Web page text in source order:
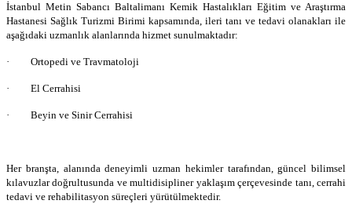
İstanbul Metin Sabancı Baltalimanı Kemik Hastalıkları Eğitim ve Araştırma
Hastanesi Sağlık Turizmi Birimi kapsamında, ileri tanı ve tedavi olanakları ile
aşağıdaki uzmanlık alanlarında hizmet sunulmaktadır:
· Ortopedi ve Travmatoloji
· El Cerrahisi
· Beyin ve Sinir Cerrahisi
Her branşta, alanında deneyimli uzman hekimler tarafından, güncel bilimsel
kılavuzlar doğrultusunda ve multidisipliner yaklaşım çerçevesinde tanı, cerrahi
tedavi ve rehabilitasyon süreçleri yürütülmektedir.